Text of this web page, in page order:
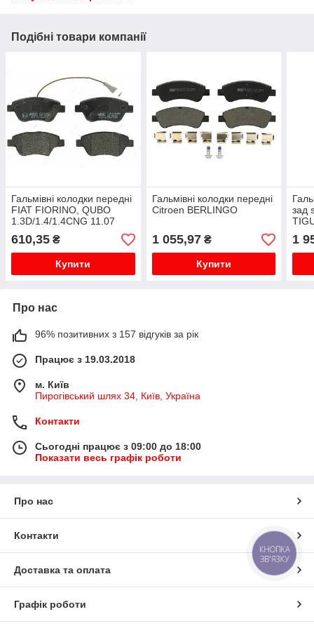
Подібні товари компанії
Гальмівні колодки передні
FIAT FIORINO, QUBO
1.3D/1.4/1.4CNG 11.07
610,35 ₴
Купити
Гальмівні колодки передні
Citroen BERLINGO
1 055,97₴
Купити
зад
1
Про нас
96% позитивних з 157 відгуків за рік
Працює з 19.03.2018
м. Київ
Пирогівський шлях 34, Київ, Україна
Контакти
Сьогодні працює з 09:00 до 18:00
Показати весь графік роботи
Про нас
Контакти
Доставка та оплата
Графік роботи
КНОПКА
ЗВ'ЯЗКУ